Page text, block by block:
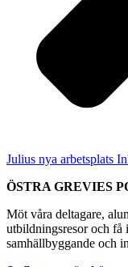
Julius nya arbetsplats
ÖSTRA GREVIES
Möt våra deltagare,
utbildningsresor och
samhällbyggande och